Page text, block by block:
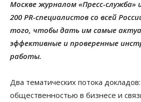
Москве журналом «Пресс-служба»
200 PR-специалистов со всей
того, чтобы дать им самые
эффективные и проверенные
работы.
Два тематических потока
общественностью в бизнесе и